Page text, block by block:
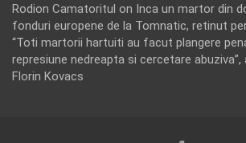
Rodion Camatoritul on Inca un martor din
fonduri europene de la Tomnatic, retinut
“Toti martorii hartuiti au facut plangere
represiune nedreapta si cercetare
Florin Kovacs